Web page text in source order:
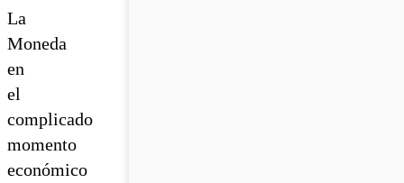
La
Moneda
en
el
complicado
momento
económico